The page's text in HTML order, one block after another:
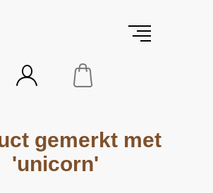
gemerkt met
'unicorn'